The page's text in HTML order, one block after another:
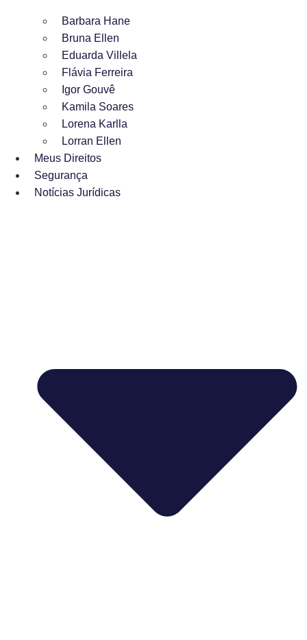
Barbara Hane
Bruna Ellen
Eduarda Villela
Flávia Ferreira
Igor Gouvê
Kamila Soares
Lorena Karlla
Lorran Ellen
Meus Direitos
Segurança
Notícias Jurídicas